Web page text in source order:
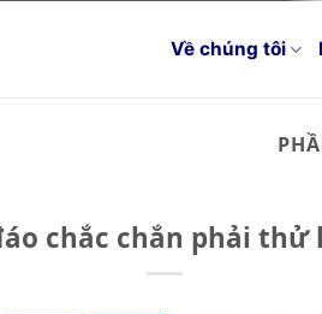
Về chúng tôi
chắc chắn phải thử